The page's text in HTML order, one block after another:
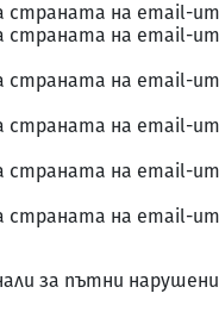
на email-
на email-
на email-
на email-
на email-
страната на email-
за пътни